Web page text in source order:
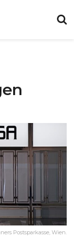
Postsparkasse, Wien.